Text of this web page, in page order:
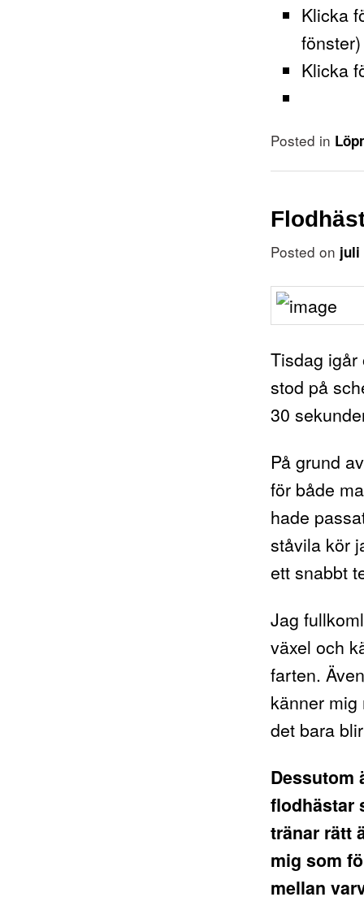
Klicka
fönster)
Klicka
Posted in
Posted on juli
Tisdag
stod på
30
På grund
för både
hade
ståvila kör
ett snabbt
Jag
växel och
farten.
känner
det bara
Dessutom
flodhästar
tränar rätt
mig som
mellan